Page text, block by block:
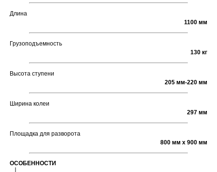
Длина
1100 мм
Грузоподъемность
130 кг
Высота ступени
205 мм-220 мм
Ширина колеи
297 мм
Площадка для разворота
800 мм х 900 мм
ОСОБЕННОСТИ